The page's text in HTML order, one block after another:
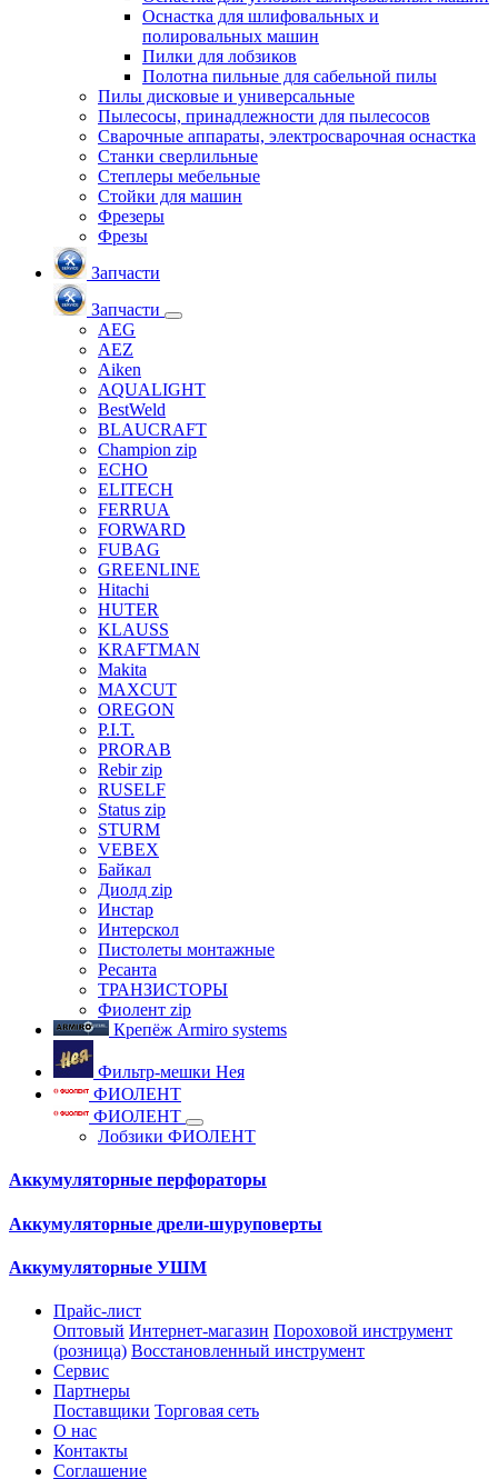
Оснастка для шлифовальных и
полировальных машин
Пилки для лобзиков
Полотна пильные для сабельной пилы
Пилы дисковые и универсальные
Пылесосы, принадлежности для пылесосов
Сварочные аппараты, электросварочная оснастка
Станки сверлильные
Степлеры мебельные
Стойки для машин
Фрезеры
Фрезы
Запчасти
Запчасти
AEG
AEZ
Aiken
AQUALIGHT
BestWeld
BLAUCRAFT
Champion zip
ECHO
ELITECH
FERRUA
FORWARD
FUBAG
GREENLINE
Hitachi
HUTER
KLAUSS
KRAFTMAN
Makita
MAXCUT
OREGON
P.I.T.
PRORAB
Rebir zip
RUSELF
Status zip
STURM
VEBEX
Байкал
Диолд zip
Инстар
Интерскол
Пистолеты монтажные
Ресанта
ТРАНЗИСТОРЫ
Фиолент zip
Крепёж Armiro systems
Фильтр-мешки Нея
ФИОЛЕНТ
ФИОЛЕНТ
Лобзики ФИОЛЕНТ
Аккумуляторные перфораторы
Аккумуляторные дрели-шуруповерты
Аккумуляторные УШМ
Прайс-лист
Оптовый Интернет-магазин Пороховой инструмент
(розница) Восстановленный инструмент
Сервис
Партнеры
Поставщики Торговая сеть
О нас
Контакты
Соглашение